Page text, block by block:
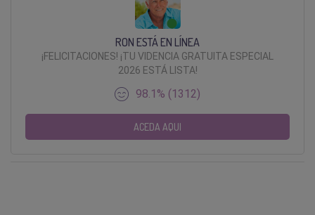
RON ESTÁ EN LÍNEA
¡FELICITACIONES! ¡TU VIDENCIA GRATUITA ESPECIAL
2026 ESTÁ LISTA!
98.1% (1312)
ACEDA AQUI